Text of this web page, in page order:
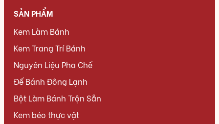
SẢN PHẨM
Kem Làm Bánh
Kem Trang Trí Bánh
Nguyên Liệu Pha Chế
Đế Bánh Đông Lạnh
Bột Làm Bánh Trộn Sẵn
Kem béo thực vật